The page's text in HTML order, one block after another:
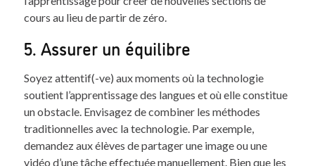
cours au lieu de partir de zéro.
5. Assurer un équilibre
Soyez attentif(-ve) aux moments où la technologie
soutient l’apprentissage des langues et où elle constitue
un obstacle. Envisagez de combiner les méthodes
traditionnelles avec la technologie. Par exemple,
demandez aux élèves de partager une image ou une
vidéo d’une tâche effectuée manuellement. Bien que les